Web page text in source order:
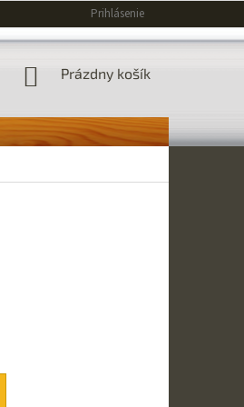
Prihlásenie
NÁKUPNÝ
Prázdny košík